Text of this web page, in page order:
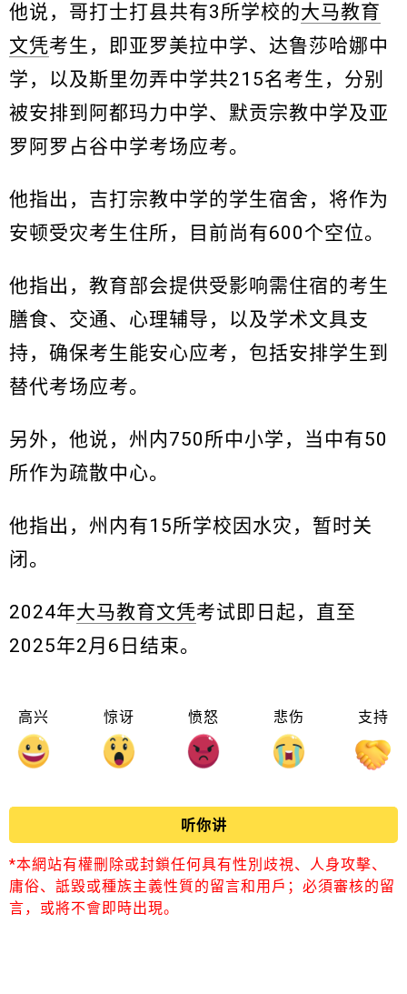
他说，哥打士打县共有3所学校的大马教育
文凭考生，即亚罗美拉中学、达鲁莎哈娜中
学，以及斯里勿弄中学共215名考生，分别
被安排到阿都玛力中学、默贡宗教中学及亚
罗阿罗占谷中学考场应考。
他指出，吉打宗教中学的学生宿舍，将作为
安顿受灾考生住所，目前尚有600个空位。
他指出，教育部会提供受影响需住宿的考生
膳食、交通、心理辅导，以及学术文具支
持，确保考生能安心应考，包括安排学生到
替代考场应考。
另外，他说，州内750所中小学，当中有50
所作为疏散中心。
他指出，州内有15所学校因水灾，暂时关
闭。
2024年大马教育文凭考试即日起，直至
2025年2月6日结束。
高兴 惊讶 愤怒 悲伤 支持
听你讲
*本網站有權刪除或封鎖任何具有性別歧視、人身攻擊、
庸俗、詆毀或種族主義性質的留言和用戶；必須審核的留
言，或將不會即時出現。